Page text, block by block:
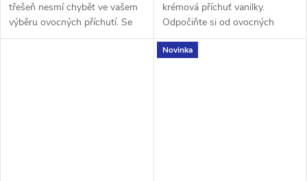
třešeň nesmí chybět ve vašem
výběru ovocných příchutí. Se
svou věrnou chutí se snadno
krémová příchuť vanilky.
Odpočiňte si od ovocných
náplní a nechte se zlákat
jedinečností vanilkového aroma.
Novinka